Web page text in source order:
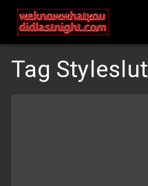
Tag Styleslut